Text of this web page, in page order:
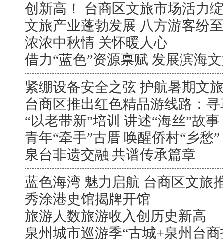
创新高！ 台商区文旅市场活力
文旅产业蓬勃发展 八方游客纷
浓浓中秋情 关怀暖人心
借力“蓝色”资源禀赋 发展滨海
紧绷设备安全之弦 护航暑期文
台商区推出红色精品游线路：
“以老带新”培训 讲述“海丝”故事
青年“牵手”古厝 唤醒侨村“乡愁”
泉台非遗交融 共谱传承篇章
蓝色海湾 魅力启航 台商区文旅
秀涂港史馆揭牌开馆
旅游人数旅游收入创历史新高
泉州城市巡游季“古城+泉州台